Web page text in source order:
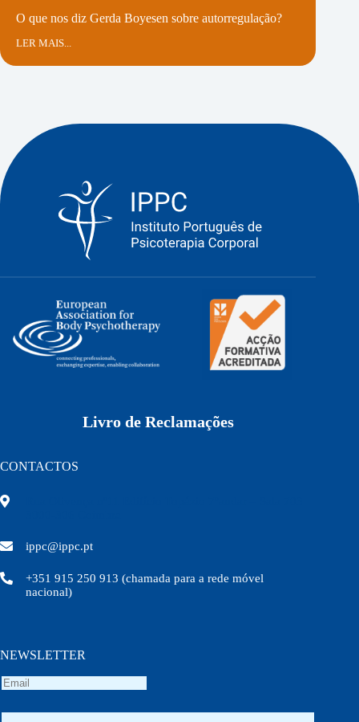
O que nos diz Gerda Boyesen sobre autorregulação?
LER MAIS...
Livro de Reclamações
CONTACTOS
ippc@ippc.pt
+351 915 250 913 (chamada para a rede móvel
nacional)
NEWSLETTER